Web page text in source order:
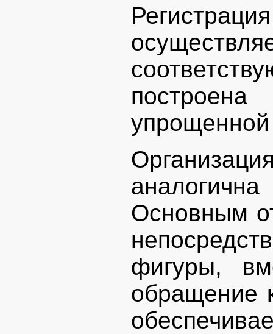
Основным
фигуры,
обращение